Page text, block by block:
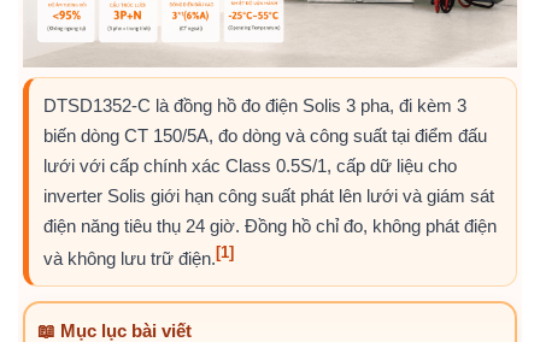
DTSD1352-C là đồng hồ đo điện Solis 3 pha, đi kèm 3
biến dòng CT 150/5A, đo dòng và công suất tại điểm đấu
lưới với cấp chính xác Class 0.5S/1, cấp dữ liệu cho
inverter Solis giới hạn công suất phát lên lưới và giám sát
điện năng tiêu thụ 24 giờ. Đồng hồ chỉ đo, không phát điện
và không lưu trữ điện. [1]
📖 Mục lục bài viết